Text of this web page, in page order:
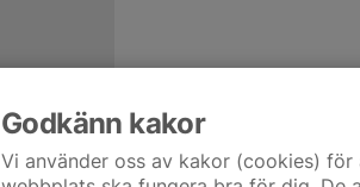
Godkänn kakor
Vi använder oss av kakor (cookies)